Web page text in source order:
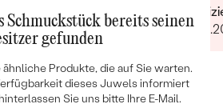
Schmuckstück bereits seinen
gefunden
Produkte, die auf Sie warten.
dieses Juwels informiert
Sie uns bitte Ihre E-Mail.